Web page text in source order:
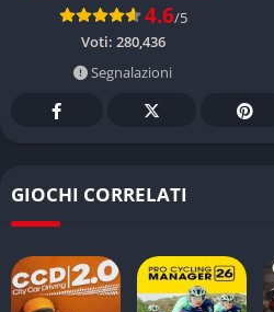
4.6/5
Voti: 280,436
Segnalazioni
GIOCHI CORRELATI